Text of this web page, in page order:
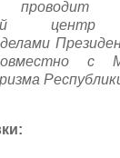
проводит
центр
с